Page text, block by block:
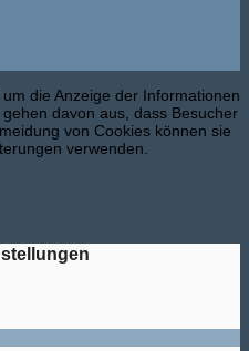
die Anzeige der Informationen
davon aus, dass Besucher
von Cookies können sie
verwenden.